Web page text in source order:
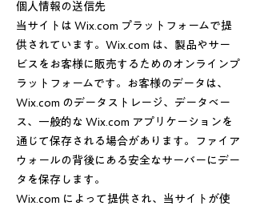
個人情報の送信先
当サイトは Wix.com プラットフォームで提
供されています。Wix.com は、製品やサー
ビスをお客様に販売するためのオンラインプ
ラットフォームです。お客様のデータは、
Wix.com のデータストレージ、データベー
ス、一般的な Wix.com アプリケーションを
通じて保存される場合があります。ファイア
ウォールの背後にある安全なサーバーにデー
タを保存します。
Wix.com によって提供され、当サイトが使